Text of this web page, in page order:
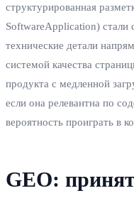
структурированная
SoftwareApplication) стали
технические детали
системой качества
продукта с медленной
если она релевантна по
вероятность проиграть в
GEO: